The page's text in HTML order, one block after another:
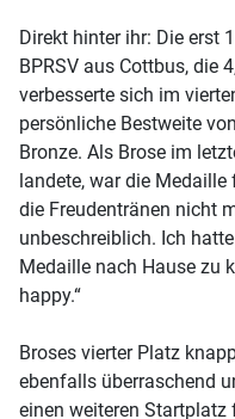
Direkt hinter ihr: Die erst
BPRSV aus Cottbus, die
verbesserte sich im
persönliche Bestweite
Bronze. Als Brose im
landete, war die
die Freudentränen nicht
unbeschreiblich. Ich
Medaille nach Hause zu
happy.“
Broses vierter Platz
ebenfalls überraschend
einen weiteren Startplatz